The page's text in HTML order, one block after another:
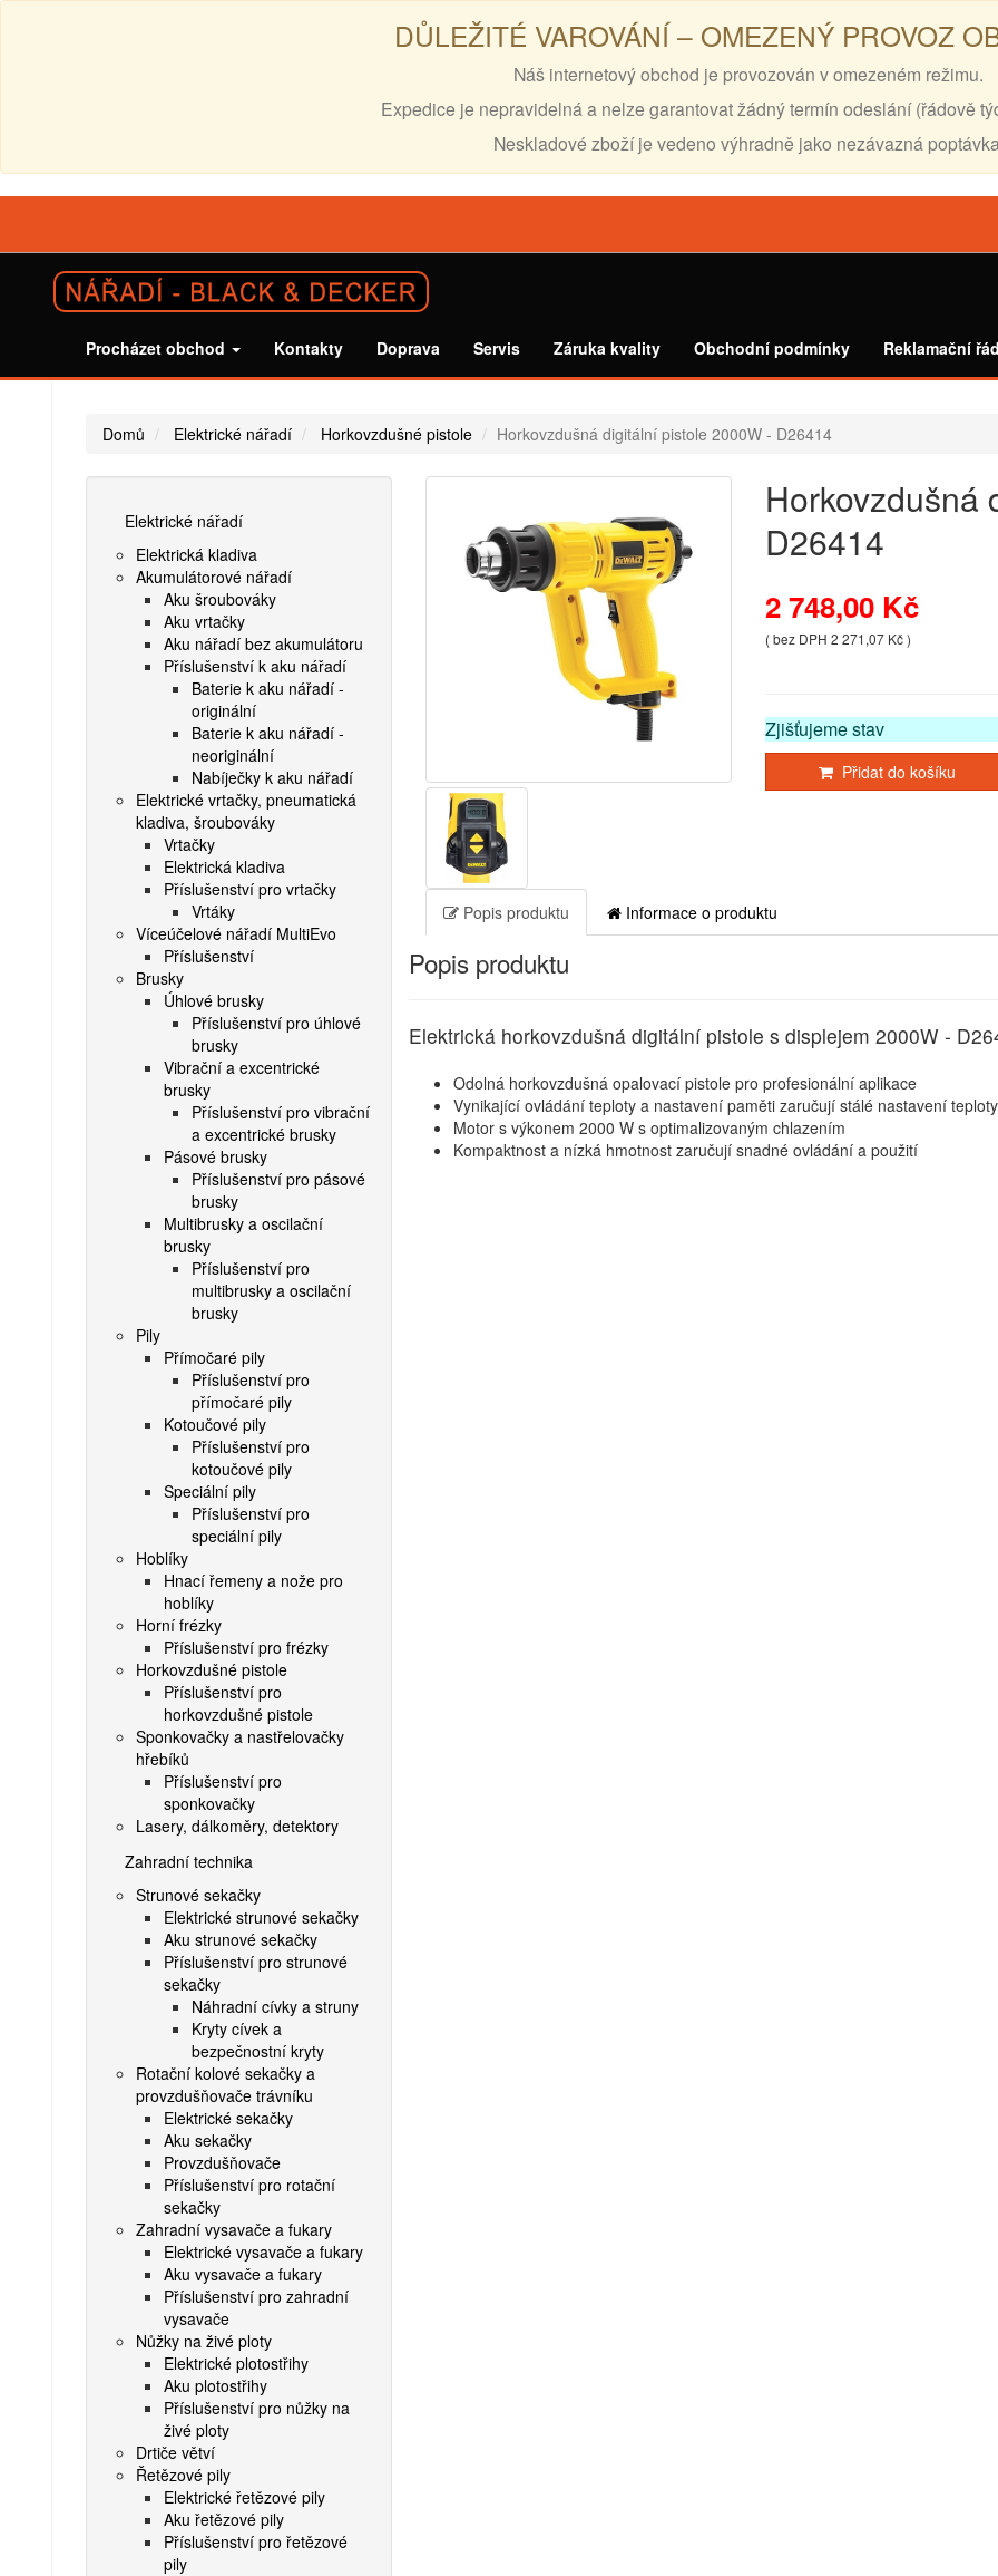
DŮLEŽITÉ VAROVÁNÍ – OMEZENÝ PROVOZ
Náš internetový obchod je provozován v omezeném režimu.
Expedice je nepravidelná a nelze garantovat žádný termín odeslání (řádově
Neskladové zboží je vedeno výhradně jako nezávazná
Procházet obchod Kontakty Doprava Servis Záruka kvality Obchodní podmínky Reklamační
Domů Elektrické nářadí Horkovzdušné pistole Horkovzdušná digitální pistole 2000W - D26414
Elektrické nářadí
Elektrická kladiva
Akumulátorové nářadí
Aku šroubováky
Aku vrtačky
Aku nářadí bez akumulátoru
Příslušenství k aku nářadí
Baterie k aku nářadí -
originální
Baterie k aku nářadí -
neoriginální
Nabíječky k aku nářadí
Elektrické vrtačky, pneumatická
kladiva, šroubováky
Vrtačky
Elektrická kladiva
Příslušenství pro vrtačky
Vrtáky
Víceúčelové nářadí MultiEvo
Příslušenství
Brusky
Úhlové brusky
Příslušenství pro úhlové
brusky
Vibrační a excentrické
brusky
Příslušenství pro vibrační
a excentrické brusky
Pásové brusky
Příslušenství pro pásové
brusky
Multibrusky a oscilační
brusky
Příslušenství pro
multibrusky a oscilační
brusky
Pily
Přímočaré pily
Příslušenství pro
přímočaré pily
Kotoučové pily
Příslušenství pro
kotoučové pily
Speciální pily
Příslušenství pro
speciální pily
Hoblíky
Hnací řemeny a nože pro
hoblíky
Horní frézky
Příslušenství pro frézky
Horkovzdušné pistole
Příslušenství pro
horkovzdušné pistole
Sponkovačky a nastřelovačky
hřebíků
Příslušenství pro
sponkovačky
Lasery, dálkoměry, detektory
Zahradní technika
Strunové sekačky
Elektrické strunové sekačky
Aku strunové sekačky
Příslušenství pro strunové
sekačky
Náhradní cívky a struny
Kryty cívek a
bezpečnostní kryty
Rotační kolové sekačky a
provzdušňovače trávníku
Elektrické sekačky
Aku sekačky
Provzdušňovače
Příslušenství pro rotační
sekačky
Zahradní vysavače a fukary
Elektrické vysavače a fukary
Aku vysavače a fukary
Příslušenství pro zahradní
vysavače
Nůžky na živé ploty
Elektrické plotostřihy
Aku plotostřihy
Příslušenství pro nůžky na
živé ploty
Drtiče větví
Řetězové pily
Elektrické řetězové pily
Aku řetězové pily
Příslušenství pro řetězové
pily
Horkovzdušná
D26414
2 748,00 Kč
( bez DPH 2 271,07 Kč )
Zjišťujeme stav
Přidat do košíku
Popis produktu Informace o produktu
Popis produktu
Elektrická horkovzdušná digitální pistole s displejem 2000W -
Odolná horkovzdušná opalovací pistole pro profesionální aplikace
Vynikající ovládání teploty a nastavení paměti zaručují stálé nastavení teploty
Motor s výkonem 2000 W s optimalizovaným chlazením
Kompaktnost a nízká hmotnost zaručují snadné ovládání a použití